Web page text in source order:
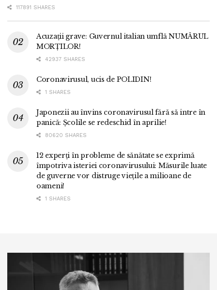
117891 SHARES
Acuzații grave: Guvernul italian umflă NUMĂRUL
MORȚILOR!
42937 SHARES
Coronavirusul, ucis de POLIDIN!
1 SHARES
Japonezii au învins coronavirusul fără să intre în
panică: Școlile se redeschid în aprilie!
80620 SHARES
12 experți în probleme de sănătate se exprimă
împotriva isteriei coronavirusului: Măsurile luate
de guverne vor distruge viețile a milioane de
oameni!
1 SHARES